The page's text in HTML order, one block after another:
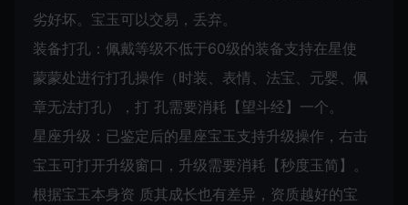
劣好坏。宝玉可以交易，丢弃。
装备打孔：佩戴等级不低于60级的装备支持在星使
蒙蒙处进行打孔操作（时装、表情、法宝、元婴、佩
章无法打孔），打 孔需要消耗【望斗经】一个。
星座升级：已鉴定后的星座宝玉支持升级操作，右击
宝玉可打开升级窗口，升级需要消耗【秒度玉简】。
根据宝玉本身资 质其成长也有差异，资质越好的宝